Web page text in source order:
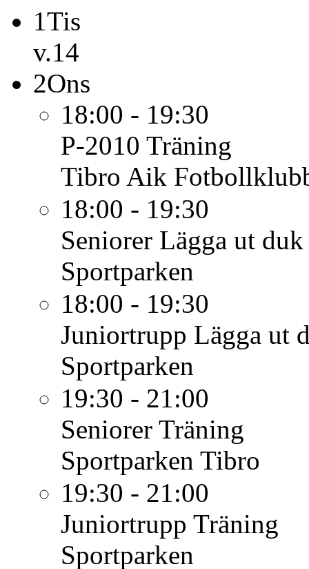
1Tis
v.14
2Ons
18:00 - 19:30
P-2010 Träning
Tibro Aik
18:00 - 19:30
Seniorer Lägga ut
Sportparken
18:00 - 19:30
Juniortrupp Lägga ut
Sportparken
19:30 - 21:00
Seniorer Träning
Sportparken Tibro
19:30 - 21:00
Juniortrupp Träning
Sportparken